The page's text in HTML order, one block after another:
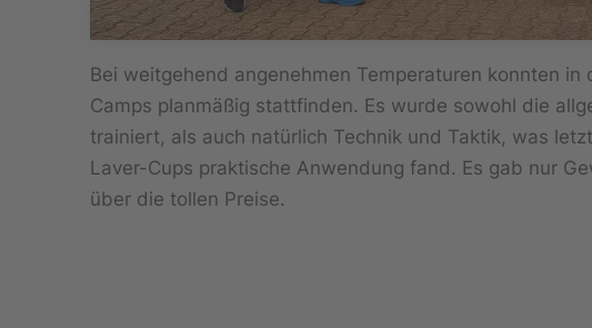
Bei weitgehend angenehmen Temperaturen konnten
Camps planmäßig stattfinden. Es wurde sowohl die
trainiert, als auch natürlich Technik und Taktik, was
Laver-Cups praktische Anwendung fand. Es gab nur
über die tollen Preise.